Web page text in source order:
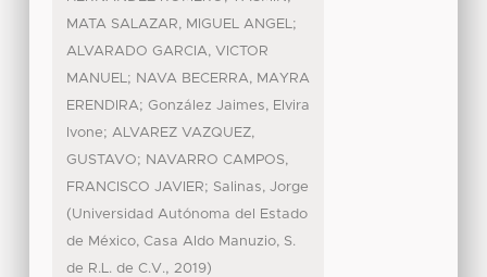
MATA SALAZAR, MIGUEL ANGEL;
ALVARADO GARCIA, VICTOR
MANUEL; NAVA BECERRA, MAYRA
ERENDIRA; González Jaimes, Elvira
Ivone; ALVAREZ VAZQUEZ,
GUSTAVO; NAVARRO CAMPOS,
FRANCISCO JAVIER; Salinas, Jorge
(Universidad Autónoma del Estado
de México, Casa Aldo Manuzio, S.
de R.L. de C.V., 2019)